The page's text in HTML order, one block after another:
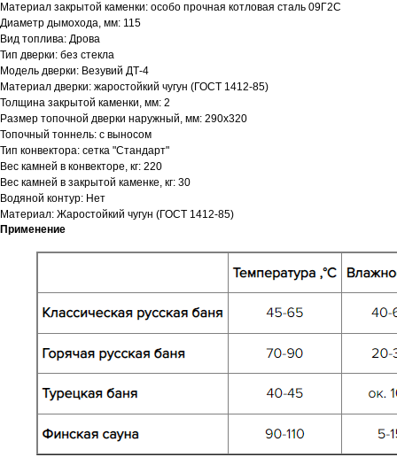
Материал закрытой каменки: особо прочная котловая сталь 09Г2С
Диаметр дымохода, мм: 115
Вид топлива: Дрова
Тип дверки: без стекла
Модель дверки: Везувий ДТ-4
Материал дверки: жаростойкий чугун (ГОСТ 1412-85)
Толщина закрытой каменки, мм: 2
Размер топочной дверки наружный, мм: 290х320
Топочный тоннель: с выносом
Тип конвектора: cетка "Стандарт"
Вес камней в конвекторе, кг: 220
Вес камней в закрытой каменке, кг: 30
Водяной контур: Нет
Материал: Жаростойкий чугун (ГОСТ 1412-85)
Применение